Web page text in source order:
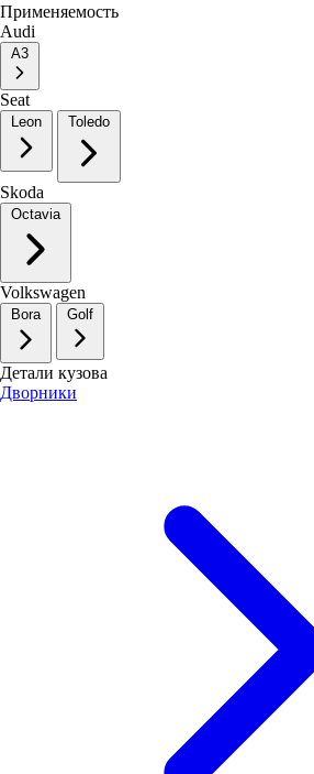
Применяемость
Audi
Seat
Skoda
Octavia
Volkswagen
Bora
Детали кузова
Дворники